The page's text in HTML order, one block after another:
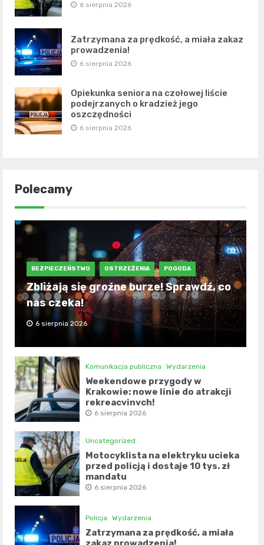
6 sierpnia 2026
Zatrzymana za prędkość, a miała zakaz
prowadzenia!
6 sierpnia 2026
Opiekunka seniora na czołowej liście
podejrzanych o kradzież jego
oszczędności
6 sierpnia 2026
Polecamy
BEZPIECZEŃSTWO OSTRZEŻENIA POGODA
Zbliżają się groźne burze! Sprawdź, co
nas czeka!
6 sierpnia 2026
Komunikacja publiczna Wydarzenia
Weekendowe przygody w
Krakowie: nowe linie do atrakcji
rekreacyjnych!
6 sierpnia 2026
Uncategorized
Motocyklista na elektryku ucieka
przed policją i dostaje 10 tys. zł
mandatu
6 sierpnia 2026
Policja Wydarzenia
Zatrzymana za prędkość, a miała